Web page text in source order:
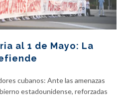
al 1 de Mayo: La
cubanos: Ante las amenazas
estadounidense, reforzadas